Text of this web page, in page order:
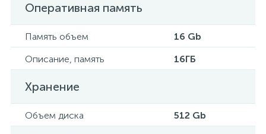
Оперативная память
Память объем
16 Gb
Описание, память
16ГБ
Хранение
Объем диска 512 Gb